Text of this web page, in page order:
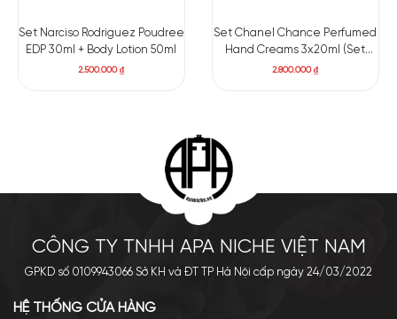
Set Narciso Rodriguez Poudree
EDP 30ml + Body Lotion 50ml
2.500.000₫
Set Chanel Chance Perfumed
Hand Creams 3x20ml (Set
Kem Tay)
2.800.000₫
CÔNG TY TNHH APA NICHE VIỆT NAM
GPKD số 0109943066 Sở KH và ĐT TP Hà Nội cấp ngày 24/03/2022
HỆ THỐNG CỬA HÀNG